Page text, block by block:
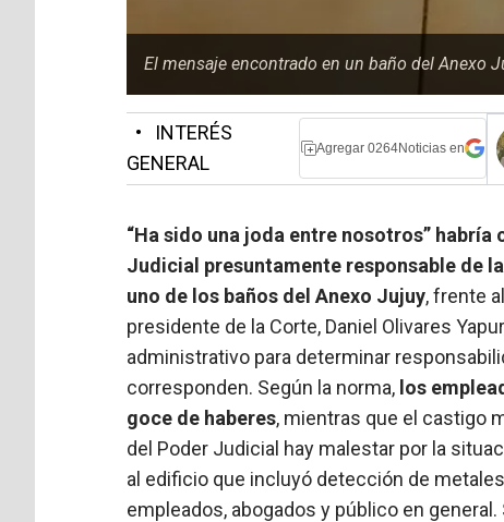
El mensaje encontrado en un baño del Anexo
•
INTERÉS
GENERAL
Agregar 0264Noticias en
“Ha sido una joda entre nosotros”
Judicial presuntamente responsable de
uno de los baños del Anexo Jujuy, frente
presidente de la Corte, Daniel Olivares
administrativo para determinar
corresponden. Según la norma, los
goce de haberes, mientras que el castigo
del Poder Judicial hay malestar por la
al edificio que incluyó detección de
empleados, abogados y público en